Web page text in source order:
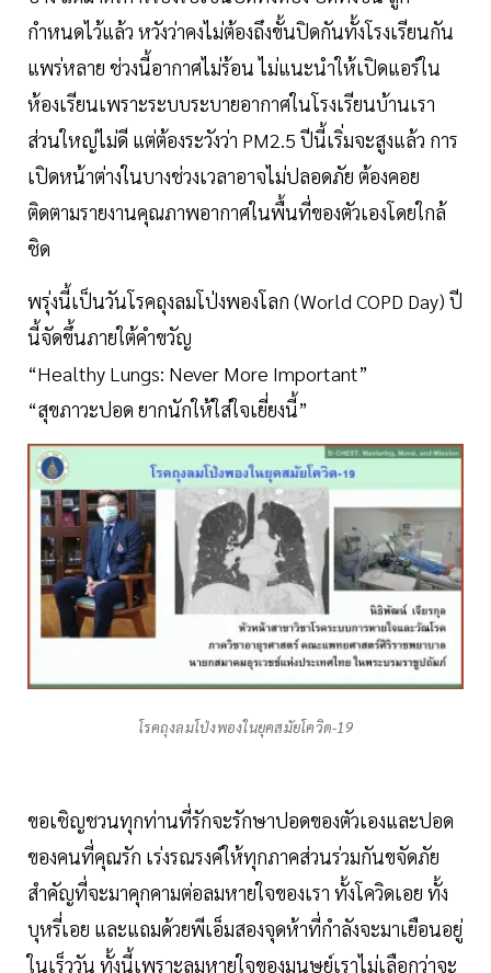
กำหนดไว้แล้ว หวังว่าคงไม่ต้องถึงขั้นปิดกันทั้งโรงเรียนกัน
แพร่หลาย ช่วงนี้อากาศไม่ร้อน ไม่แนะนำให้เปิดแอร์ใน
ห้องเรียนเพราะระบบระบายอากาศในโรงเรียนบ้านเรา
ส่วนใหญ่ไม่ดี แต่ต้องระวังว่า PM2.5 ปีนี้เริ่มจะสูงแล้ว การ
เปิดหน้าต่างในบางช่วงเวลาอาจไม่ปลอดภัย ต้องคอย
ติดตามรายงานคุณภาพอากาศในพื้นที่ของตัวเองโดยใกล้
ชิด
พรุ่งนี้เป็นวันโรคถุงลมโป่งพองโลก (World COPD Day) ปี
นี้จัดขึ้นภายใต้คำขวัญ
“Healthy Lungs: Never More Important”
“สุขภาวะปอด ยากนักให้ใส่ใจเยี่ยงนี้”
โรคถุงลมโป่งพองในยุคสมัยโควิด-19
ขอเชิญชวนทุกท่านที่รักจะรักษาปอดของตัวเองและปอด
ของคนที่คุณรัก เร่งรณรงค์ให้ทุกภาคส่วนร่วมกันขจัดภัย
สำคัญที่จะมาคุกคามต่อลมหายใจของเรา ทั้งโควิดเอย ทั้ง
บุหรี่เอย และแถมด้วยพีเอ็มสองจุดห้าที่กำลังจะมาเยือนอยู่
ในเร็ววัน ทั้งนี้เพราะลมหายใจของมนุษย์เราไม่เลือกว่าจะ